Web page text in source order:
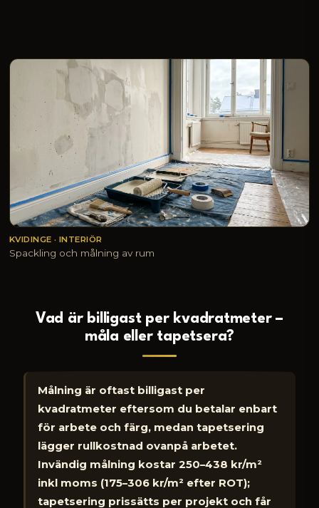
KVIDINGE · INTERIÖR
Spackling och målning av rum
Vad är billigast per kvadratmeter –
måla eller tapetsera?
Målning är oftast billigast per
kvadratmeter eftersom du betalar enbart
för arbete och färg, medan tapetsering
lägger rullkostnad ovanpå arbetet.
Invändig målning kostar 250–438 kr/m²
inkl moms (175–306 kr/m² efter ROT);
tapetsering prissätts per projekt och får